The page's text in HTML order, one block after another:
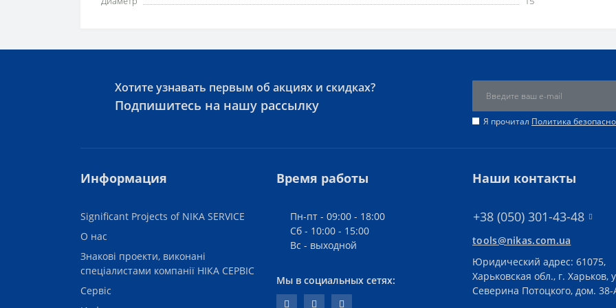
Хотите узнавать первым об акциях и скидках?
Подпишитесь на нашу рассылку
Я прочитал Политика
Информация
Significant Projects of NIKA SERVICE
О нас
Знакові проекти, виконані
спеціалистами компанії НІКА СЕРВІС
Сервіс
Время работы
Пн-пт - 09:00 - 18:00
Сб - 10:00 - 15:00
Вс - выходной
Мы в социальных сетях:
Наши контакты
+38 (050) 301-43-48
tools@nikas.com.ua
Юридический адрес: 61075,
Харьковская обл., г. Харьков,
Северина Потоцкого, дом. 38-